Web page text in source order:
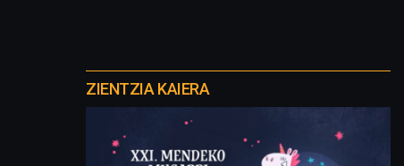
proyectos
ZIENTZIA KAIERA